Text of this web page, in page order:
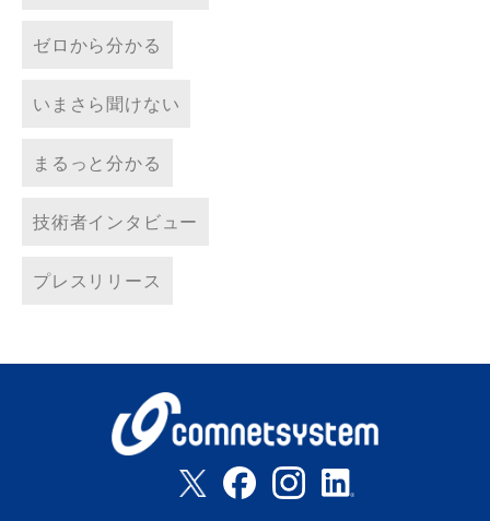
ゼロから分かる
いまさら聞けない
まるっと分かる
技術者インタビュー
プレスリリース